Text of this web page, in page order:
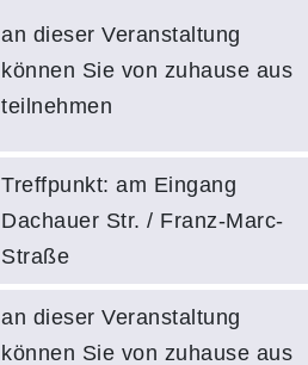
an dieser Veranstaltung
können Sie von zuhause aus
teilnehmen
Treffpunkt: am Eingang
Dachauer Str. / Franz-Marc-
Straße
an dieser Veranstaltung
können Sie von zuhause aus